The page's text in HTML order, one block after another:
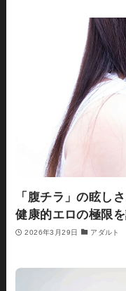
「腹チラ」の眩し
健康的エロの極限を
2026年3月29日 アダルト